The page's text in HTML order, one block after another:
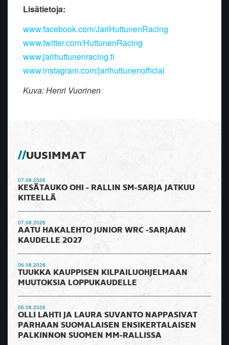
Lisätietoja:
www.facebook.com/JariHuttunenRacing
www.twitter.com/HuttunenRacing
www.jarihuttunenracing.fi
www.instagram.com/jarihuttunenofficial
Kuva: Henri Vuorinen
UUSIMMAT
07.08.2026
KESÄTAUKO OHI - RALLIN SM-SARJA JATKUU
KITEELLÄ
07.08.2026
AATU HAKALEHTO JUNIOR WRC -SARJAAN
KAUDELLE 2027
06.08.2026
TUUKKA KAUPPISEN KILPAILUOHJELMAAN
MUUTOKSIA LOPPUKAUDELLE
06.08.2026
OLLI LAHTI JA LAURA SUVANTO NAPPASIVAT
PARHAAN SUOMALAISEN ENSIKERTALAISEN
PALKINNON SUOMEN MM-RALLISSA